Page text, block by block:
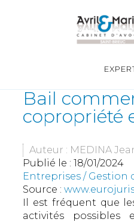
Bail
copropriété
Auteur : MEDINA
Publié le : 18/01/2024
Entreprises / Gestion
Source :
Il est fréquent que
activités